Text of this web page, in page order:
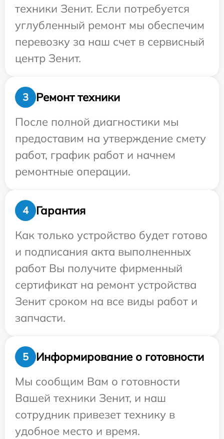
техники Зенит. Если потребуется
углубленный ремонт мы обеспечим
перевозку за наш счет в сервисный
центр Зенит.
3
Ремонт техники
После полной диагностики мы
предоставим на утверждение смету
работ, график работ и начнем
ремонтные операции.
4
Гарантия
Как только устройство будет готово
и подписания акта выполненных
работ Вы получите фирменный
сертификат на ремонт устройства
Зенит сроком на все виды работ и
запчасти.
5
Информирование о готовности
Мы сообщим Вам о готовности
Вашей техники Зенит, и наш
сотрудник привезет технику в
удобное место и время.